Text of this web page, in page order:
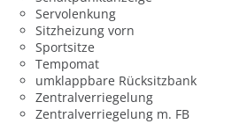
Servolenkung
Sitzheizung vorn
Sportsitze
Tempomat
umklappbare Rücksitzbank
Zentralverriegelung
Zentralverriegelung m. FB